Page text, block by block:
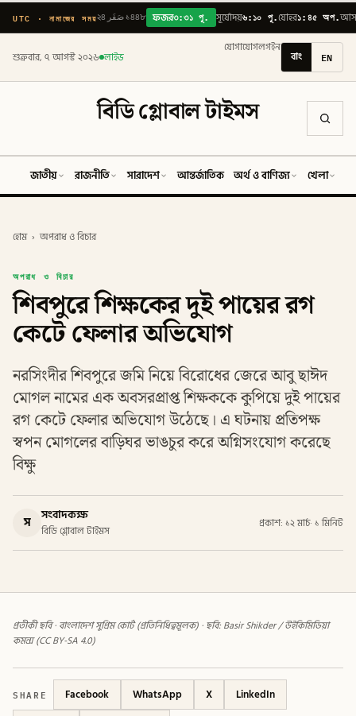
UTC · নামাজের সময় ২৪ صَفَر ১৪৪৮ ফজর৩:৩১ পূ. সূর্যোদয়৬:১০ পূ.যোহর১:৪৫ অপ.
শুক্রবার, ৭ আগস্ট ২০২৬ লাইভ
যোগাযোগলগইন
বাং EN
বিডি গ্লোবাল টাইমস
জাতীয় রাজনীতি সারাদেশ আন্তর্জাতিক অর্থ ও বাণিজ্য খেলা
হোম › অপরাধ ও বিচার
অপরাধ ও বিচার
শিবপুরে শিক্ষকের দুই পায়ের রগ
কেটে ফেলার অভিযোগ
নরসিংদীর শিবপুরে জমি নিয়ে বিরোধের জেরে আবু ছাঈদ
মোগল নামের এক অবসরপ্রাপ্ত শিক্ষককে কুপিয়ে দুই পায়ের
রগ কেটে ফেলার অভিযোগ উঠেছে। এ ঘটনায় প্রতিপক্ষ
স্বপন মোগলের বাড়িঘর ভাঙচুর করে অগ্নিসংযোগ করেছে
বিক্ষু
স সংবাদকক্ষ
বিডি গ্লোবাল টাইমস
প্রকাশ: ১২ মার্চ· ১ মিনিট
প্রতীকী ছবি · বাংলাদেশ সুপ্রিম কোর্ট (প্রতিনিধিত্বমূলক) · ছবি: Basir Shikder / উইকিমিডিয়া
কমন্স (CC BY-SA 4.0)
SHARE Facebook WhatsApp X
LinkedIn